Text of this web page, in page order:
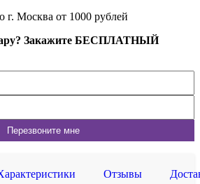
г. Москва от 1000 рублей
Закажите БЕСПЛАТНЫЙ
Отзывы